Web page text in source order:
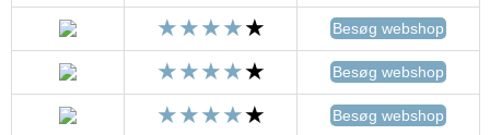
Besøg webshop
Besøg webshop
Besøg webshop